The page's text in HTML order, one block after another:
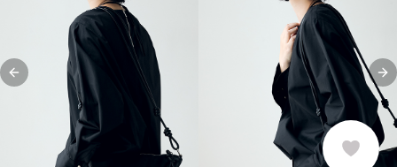
Previous slide